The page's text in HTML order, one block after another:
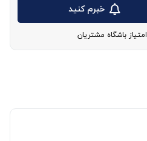
خبرم کنید
امتیاز باشگاه مشتریان